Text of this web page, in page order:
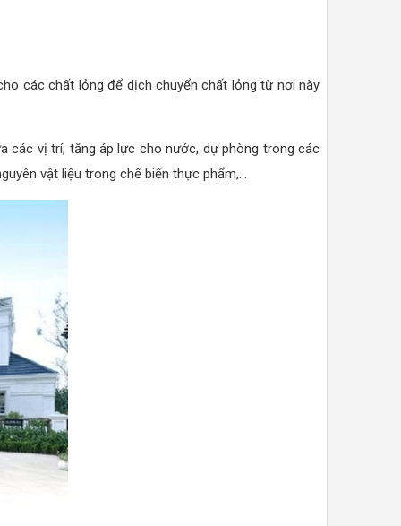
các chất lỏng để dịch chuyển chất lỏng từ nơi này
các vị trí, tăng áp lực cho nước, dự phòng trong các
vật liệu trong chế biến thực phẩm,...